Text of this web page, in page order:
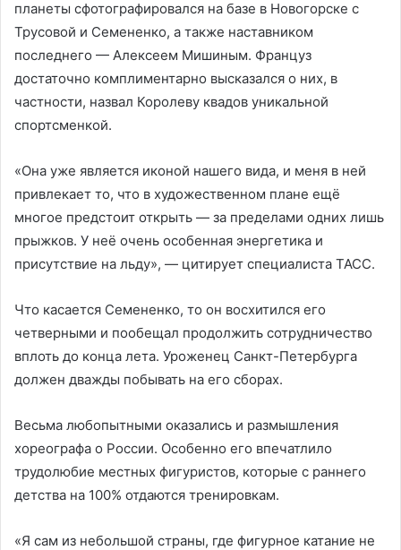
планеты сфотографировался на базе в Новогорске с
Трусовой и Семененко, а также наставником
последнего — Алексеем Мишиным. Француз
достаточно комплиментарно высказался о них, в
частности, назвал Королеву квадов уникальной
спортсменкой.
«Она уже является иконой нашего вида, и меня в ней
привлекает то, что в художественном плане ещё
многое предстоит открыть — за пределами одних лишь
прыжков. У неё очень особенная энергетика и
присутствие на льду», — цитирует специалиста ТАСС.
Что касается Семененко, то он восхитился его
четверными и пообещал продолжить сотрудничество
вплоть до конца лета. Уроженец Санкт-Петербурга
должен дважды побывать на его сборах.
Весьма любопытными оказались и размышления
хореографа о России. Особенно его впечатлило
трудолюбие местных фигуристов, которые с раннего
детства на 100% отдаются тренировкам.
«Я сам из небольшой страны, где фигурное катание не